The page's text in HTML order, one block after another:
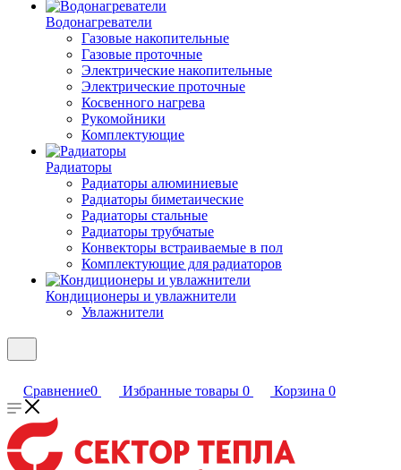
Водонагреватели
Газовые накопительные
Газовые проточные
Электрические накопительные
Электрические проточные
Косвенного нагрева
Рукомойники
Комплектующие
Радиаторы
Радиаторы алюминиевые
Радиаторы биметаические
Радиаторы стальные
Радиаторы трубчатые
Конвекторы встраиваемые в пол
Комплектующие для радиаторов
Кондиционеры и увлажнители
Увлажнители
Сравнение0 Избранные товары 0 Корзина 0